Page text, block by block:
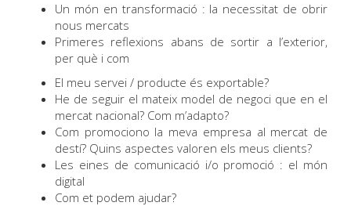
Un món en transformació : la necessitat de obrir
nous mercats
Primeres reflexions abans de sortir a l’exterior,
per què i com
El meu servei / producte és exportable?
He de seguir el mateix model de negoci que en el
mercat nacional? Com m’adapto?
Com promociono la meva empresa al mercat de
destí? Quins aspectes valoren els meus clients?
Les eines de comunicació i/o promoció : el món
digital
Com et podem ajudar?